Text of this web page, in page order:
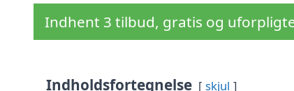
Indhent 3 tilbud, gratis og
Indholdsfortegnelse skjul